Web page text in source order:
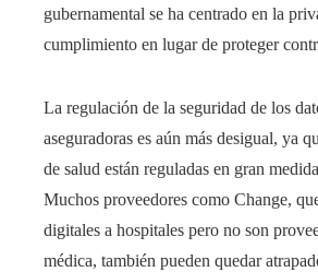
gubernamental se ha centrado en la
cumplimiento en lugar de proteger
La regulación de la seguridad de los
aseguradoras es aún más desigual, ya
de salud están reguladas en gran
Muchos proveedores como Change,
digitales a hospitales pero no son
médica, también pueden quedar